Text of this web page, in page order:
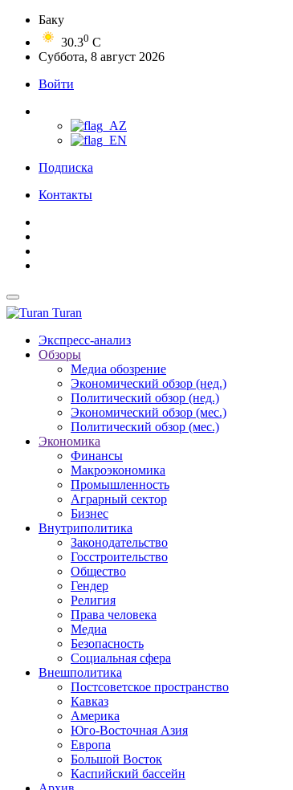
Баку
30.30 C
Суббота, 8 август 2026
Войти
Подписка
Контакты
Turan
Экспресс-анализ
Обзоры
Медиа обозрение
Экономический обзор (нед.)
Политический обзор (нед.)
Экономический обзор (мес.)
Политический обзор (мес.)
Экономика
Финансы
Макроэкономика
Промышленность
Аграрный сектор
Бизнес
Внутриполитика
Законодательство
Госстроительство
Общество
Гендер
Религия
Права человека
Медиа
Безопасность
Социальная сфера
Внешполитика
Постсоветское пространство
Кавказ
Америка
Юго-Восточная Азия
Европа
Большой Восток
Каспийский бассейн